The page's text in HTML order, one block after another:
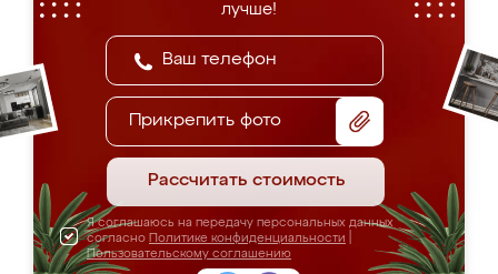
лучше!
Прикрепить фото
Рассчитать стоимость
Я соглашаюсь на передачу персональных данных
согласно Политике конфиденциальности
Пользовательскому соглашению